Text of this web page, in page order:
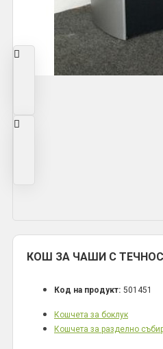
КОШ ЗА ЧАШИ С
Код на продукт: 501451
Кошчета за боклук
Кошчета за разделно